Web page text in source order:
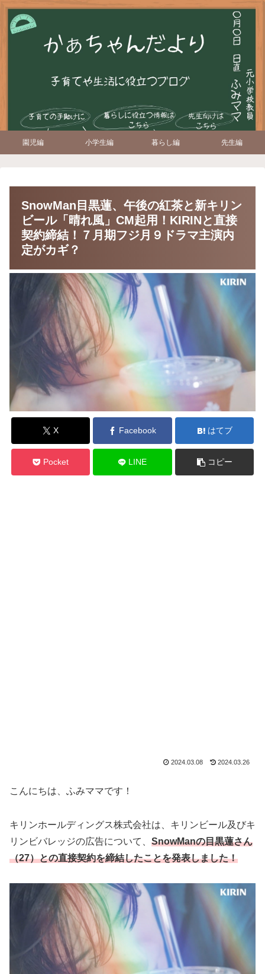
園児編 小学生編 暮らし編 先生編
SnowMan目黒蓮、午後の紅茶と新キリン
ビール「晴れ風」CM起用！KIRINと直接
契約締結！７月期フジ月９ドラマ主演内
定がカギ？
X Facebook はてブ
Pocket LINE コピー
2024.03.08 2024.03.26
こんにちは、ふみママです！
キリンホールディングス株式会社は、キリンビール及びキ
リンビバレッジの広告について、 SnowManの目黒蓮さん
（27）との直接契約を締結したことを発表しました！